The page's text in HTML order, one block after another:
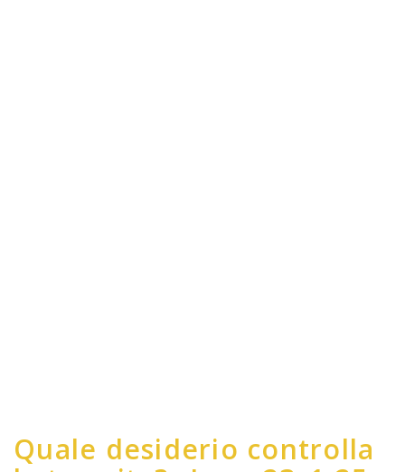
Quale desiderio controlla